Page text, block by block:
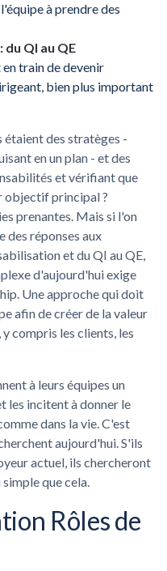
à prendre des
QI au QE
train de devenir
bien plus important
des stratèges -
en un plan - et des
et vérifiant que
objectif principal ?
prenantes. Mais si l'on
des réponses aux
et du QI au QE,
d'aujourd'hui exige
Une approche qui doit
afin de créer de la valeur
compris les clients, les
à leurs équipes un
les incitent à donner le
dans la vie. C'est
aujourd'hui. S'ils
actuel, ils chercheront
que cela.
Rôles de